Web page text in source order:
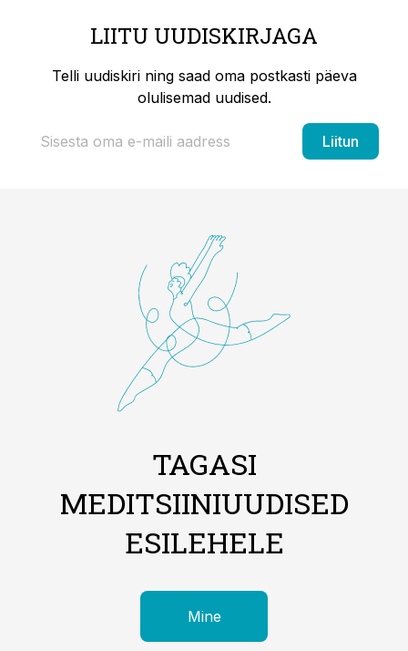
LIITU UUDISKIRJAGA
Telli uudiskiri ning saad oma postkasti päeva
olulisemad uudised.
Liitun
TAGASI
MEDITSIINIUUDISED
ESILEHELE
Mine